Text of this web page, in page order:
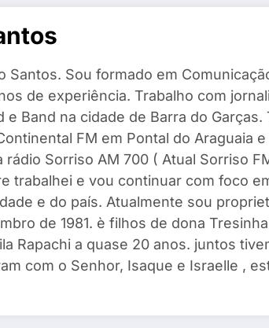
Santos. Sou formado em
de experiência. Trabalho com
e Band na cidade de Barra do
FM em Pontal do Araguaia
rádio Sorriso AM 700 ( Atual Sorriso
trabalhei e vou continuar com foco
e do país. Atualmente sou
de 1981. è filhos de dona
Rapachi a quase 20 anos. juntos
com o Senhor, Isaque e Israelle ,